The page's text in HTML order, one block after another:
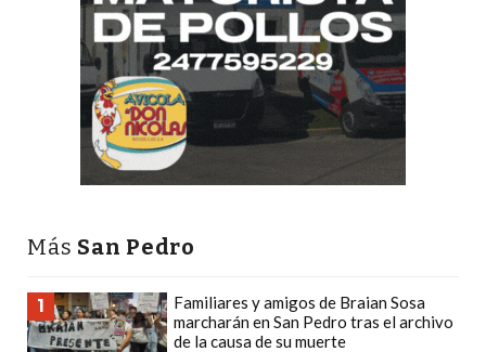
CHANGUITO.COM.AR
OTRAS
PLATAFORMAS
CÓMO
PEDIDOS
DE
Más San Pedro
1
Familiares y amigos de Braian Sosa
marcharán en San Pedro tras el archivo
de la causa de su muerte